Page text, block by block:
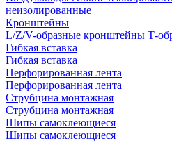
неизолированные
Кронштейны
L/Z/V-образные кронштейны Т-
Гибкая вставка
Гибкая вставка
Перфорированная лента
Перфорированная лента
Струбцина монтажная
Струбцина монтажная
Шипы самоклеющиеся
Шипы самоклеющиеся